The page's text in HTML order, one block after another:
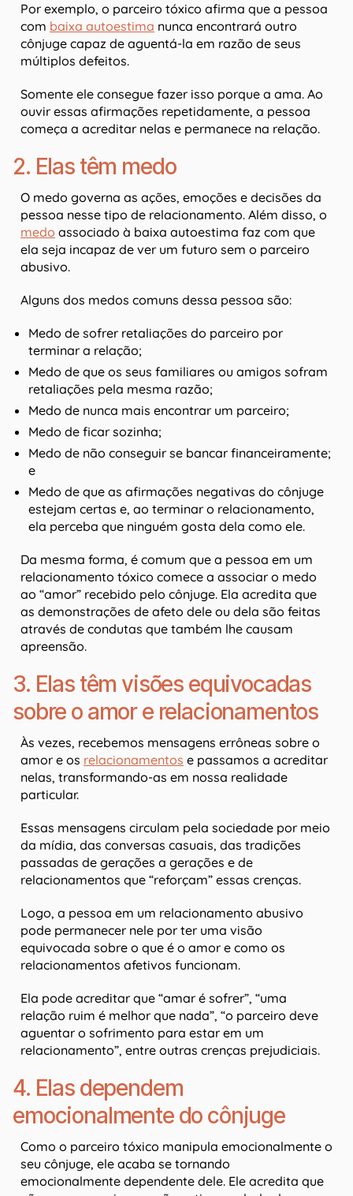
Por exemplo, o parceiro tóxico afirma que a pessoa
com baixa autoestima nunca encontrará outro
cônjuge capaz de aguentá-la em razão de seus
múltiplos defeitos.
Somente ele consegue fazer isso porque a ama. Ao
ouvir essas afirmações repetidamente, a pessoa
começa a acreditar nelas e permanece na relação.
2. Elas têm medo
O medo governa as ações, emoções e decisões da
pessoa nesse tipo de relacionamento. Além disso, o
medo associado à baixa autoestima faz com que
ela seja incapaz de ver um futuro sem o parceiro
abusivo.
Alguns dos medos comuns dessa pessoa são:
Medo de sofrer retaliações do parceiro por
terminar a relação;
Medo de que os seus familiares ou amigos sofram
retaliações pela mesma razão;
Medo de nunca mais encontrar um parceiro;
Medo de ficar sozinha;
Medo de não conseguir se bancar financeiramente;
e
Medo de que as afirmações negativas do cônjuge
estejam certas e, ao terminar o relacionamento,
ela perceba que ninguém gosta dela como ele.
Da mesma forma, é comum que a pessoa em um
relacionamento tóxico comece a associar o medo
ao “amor” recebido pelo cônjuge. Ela acredita que
as demonstrações de afeto dele ou dela são feitas
através de condutas que também lhe causam
apreensão.
3. Elas têm visões equivocadas
sobre o amor e relacionamentos
Às vezes, recebemos mensagens errôneas sobre o
amor e os relacionamentos e passamos a acreditar
nelas, transformando-as em nossa realidade
particular.
Essas mensagens circulam pela sociedade por meio
da mídia, das conversas casuais, das tradições
passadas de gerações a gerações e de
relacionamentos que “reforçam” essas crenças.
Logo, a pessoa em um relacionamento abusivo
pode permanecer nele por ter uma visão
equivocada sobre o que é o amor e como os
relacionamentos afetivos funcionam.
Ela pode acreditar que “amar é sofrer”, “uma
relação ruim é melhor que nada”, “o parceiro deve
aguentar o sofrimento para estar em um
relacionamento”, entre outras crenças prejudiciais.
4. Elas dependem
emocionalmente do cônjuge
Como o parceiro tóxico manipula emocionalmente o
seu cônjuge, ele acaba se tornando
emocionalmente dependente dele. Ele acredita que